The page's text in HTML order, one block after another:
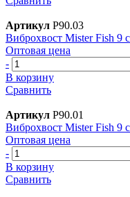
Артикул Р90.03
Виброхвост Mister Fish
Оптовая цена
-
В корзину
Сравнить
Артикул Р90.01
Виброхвост Mister Fish 9
Оптовая цена
-
В корзину
Сравнить